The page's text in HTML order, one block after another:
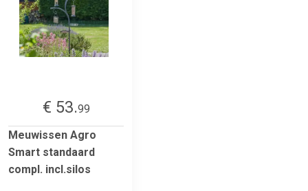
€ 53.99
Meuwissen Agro
Smart standaard
compl. incl.silos